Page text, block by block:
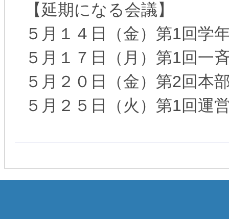
【延期になる会議】
５月１４日（金）第1回学
５月１７日（月）第1回一
５月２０日（金）第2回本
５月２５日（火）第1回運